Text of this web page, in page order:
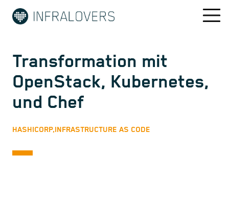
Transformation mit
OpenStack, Kubernetes,
und Chef
HASHICORP,INFRASTRUCTURE AS CODE